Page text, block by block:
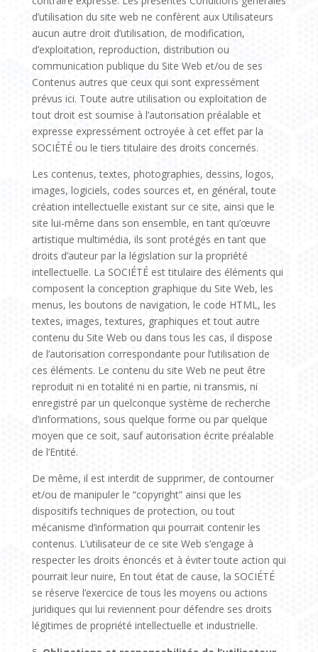
d’utilisation du site web ne confèrent aux Utilisateurs
aucun autre droit d’utilisation, de modification,
d’exploitation, reproduction, distribution ou
communication publique du Site Web et/ou de ses
Contenus autres que ceux qui sont expressément
prévus ici. Toute autre utilisation ou exploitation de
tout droit est soumise à l’autorisation préalable et
expresse expressément octroyée à cet effet par la
SOCIÉTÉ ou le tiers titulaire des droits concernés.
Les contenus, textes, photographies, dessins, logos,
images, logiciels, codes sources et, en général, toute
création intellectuelle existant sur ce site, ainsi que le
site lui-même dans son ensemble, en tant qu’œuvre
artistique multimédia, ils sont protégés en tant que
droits d’auteur par la législation sur la propriété
intellectuelle. La SOCIÉTÉ est titulaire des éléments qui
composent la conception graphique du Site Web, les
menus, les boutons de navigation, le code HTML, les
textes, images, textures, graphiques et tout autre
contenu du Site Web ou dans tous les cas, il dispose
de l’autorisation correspondante pour l’utilisation de
ces éléments. Le contenu du site Web ne peut être
reproduit ni en totalité ni en partie, ni transmis, ni
enregistré par un quelconque système de recherche
d’informations, sous quelque forme ou par quelque
moyen que ce soit, sauf autorisation écrite préalable
de l’Entité.
De même, il est interdit de supprimer, de contourner
et/ou de manipuler le “copyright” ainsi que les
dispositifs techniques de protection, ou tout
mécanisme d’information qui pourrait contenir les
contenus. L’utilisateur de ce site Web s’engage à
respecter les droits énoncés et à éviter toute action qui
pourrait leur nuire, En tout état de cause, la SOCIÉTÉ
se réserve l’exercice de tous les moyens ou actions
juridiques qui lui reviennent pour défendre ses droits
légitimes de propriété intellectuelle et industrielle.